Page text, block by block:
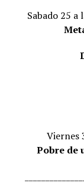
Sabado 25 a
Viernes
Pobre de